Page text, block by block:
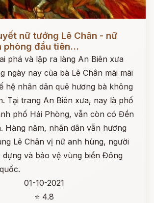
nữ tướng Lê Chân - nữ
phòng đầu tiên...
phá và lập ra làng An Biên xưa
ngày nay của bà Lê Chân mãi mãi
hệ nhân dân quê hương bà không
Tại trang An Biên xưa, nay là phố
phố Hải Phòng, vẫn còn có Đền
Hàng năm, nhân dân vẫn hương
Lê Chân vị nữ anh hùng, người
và bảo vệ vùng biển Đông
01-10-2021
⭐ 4.8